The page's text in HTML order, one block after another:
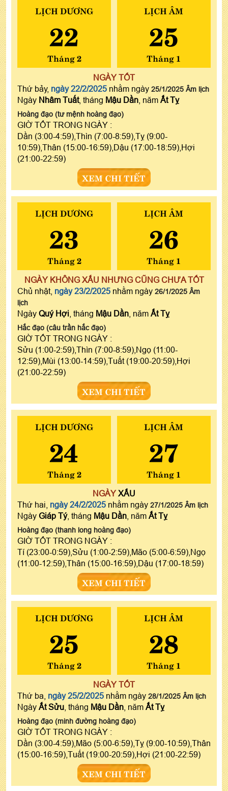
LỊCH DƯƠNG
22
Tháng 2
LỊCH ÂM
25
Tháng 1
NGÀY TỐT
Thứ bảy, ngày 22/2/2025 nhằm ngày 25/1/2025 Âm lịch
Ngày Nhâm Tuất, tháng Mậu Dần , năm Ất Tỵ
Hoàng đạo (tư mệnh hoàng đạo)
GIỜ TỐT TRONG NGÀY :
Dần (3:00-4:59),Thìn (7:00-8:59),Tỵ (9:00-
10:59),Thân (15:00-16:59),Dậu (17:00-18:59),Hợi
(21:00-22:59)
XEM CHI TIẾT
LỊCH DƯƠNG
23
Tháng 2
LỊCH ÂM
26
Tháng 1
NGÀY KHÔNG XẤU NHƯNG CŨNG CHƯA TỐT
Chủ nhật, ngày 23/2/2025 nhằm ngày 26/1/2025 Âm
lịch
Ngày Quý Hợi , tháng Mậu Dần , năm Ất Tỵ
Hắc đạo (câu trần hắc đạo)
GIỜ TỐT TRONG NGÀY :
Sửu (1:00-2:59),Thìn (7:00-8:59),Ngọ (11:00-
12:59),Mùi (13:00-14:59),Tuất (19:00-20:59),Hợi
(21:00-22:59)
XEM CHI TIẾT
LỊCH DƯƠNG
24
Tháng 2
LỊCH ÂM
27
Tháng 1
NGÀYXẤU
Thứ hai, ngày 24/2/2025 nhằm ngày 27/1/2025 Âm lịch
Ngày Giáp Tý, tháng Mậu Dần , năm Ất Tỵ
Hoàng đạo (thanh long hoàng đạo)
GIỜ TỐT TRONG NGÀY :
Tí (23:00-0:59),Sửu (1:00-2:59),Mão (5:00-6:59),Ngọ
(11:00-12:59),Thân (15:00-16:59),Dậu (17:00-18:59)
XEM CHI TIẾT
LỊCH DƯƠNG
25
Tháng 2
LỊCH ÂM
28
Tháng 1
NGÀY TỐT
Thứ ba, ngày 25/2/2025 nhằm ngày 28/1/2025 Âm lịch
Ngày Ất Sửu , tháng Mậu Dần , năm Ất Tỵ
Hoàng đạo (minh đường hoàng đạo)
GIỜ TỐT TRONG NGÀY :
Dần (3:00-4:59),Mão (5:00-6:59),Tỵ (9:00-10:59),Thân
(15:00-16:59),Tuất (19:00-20:59),Hợi (21:00-22:59)
XEM CHI TIẾT